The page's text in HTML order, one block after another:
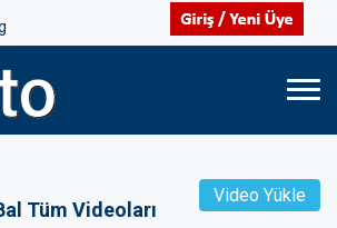
Tüm Videoları
Video Yükle